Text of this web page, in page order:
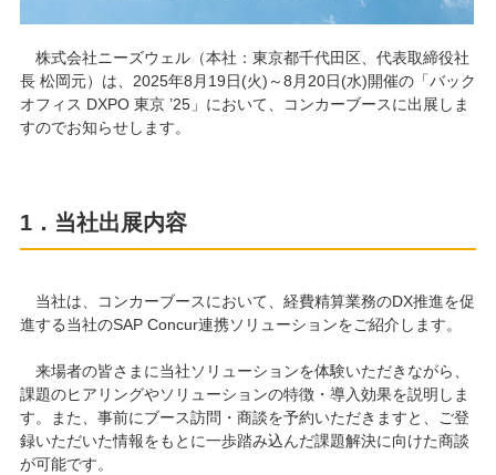
株式会社ニーズウェル（本社：東京都千代田区、代表取締役社
長 松岡元）は、2025年8月19日(火)～8月20日(水)開催の「バック
オフィス DXPO 東京 ’25」において、コンカーブースに出展しま
すのでお知らせします。
1．当社出展内容
当社は、コンカーブースにおいて、経費精算業務のDX推進を促
進する当社のSAP Concur連携ソリューションをご紹介します。
来場者の皆さまに当社ソリューションを体験いただきながら、
課題のヒアリングやソリューションの特徴・導入効果を説明しま
す。また、事前にブース訪問・商談を予約いただきますと、ご登
録いただいた情報をもとに一歩踏み込んだ課題解決に向けた商談
が可能です。